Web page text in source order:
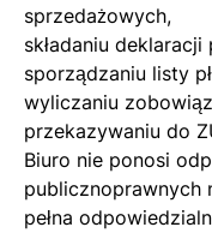
sprzedażowych,
składaniu
sporządzaniu listy
wyliczaniu
przekazywaniu do
Biuro nie ponosi
publicznoprawnych
pełna